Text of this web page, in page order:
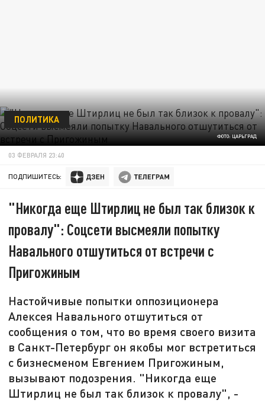
ФОТО: ЦАРЬГРАД
ПОЛИТИКА
03 ФЕВРАЛЯ 23:40
ПОДПИШИТЕСЬ:
"Никогда еще Штирлиц не был так близок к
провалу": Соцсети высмеяли попытку
Навального отшутиться от встречи с
Пригожиным
Настойчивые попытки оппозиционера
Алексея Навального отшутиться от
сообщения о том, что во время своего визита
в Санкт-Петербург он якобы мог встретиться
с бизнесменом Евгением Пригожиным,
вызывают подозрения. "Никогда еще
Штирлиц не был так близок к провалу", -